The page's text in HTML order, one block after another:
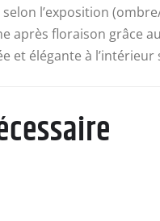
l’exposition
après floraison grâce
et élégante à